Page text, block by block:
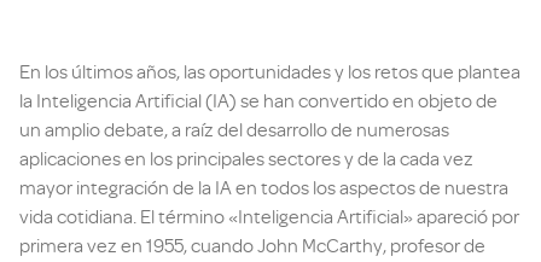
En los últimos años, las oportunidades y los retos que plantea
la Inteligencia Artificial (IA) se han convertido en objeto de
un amplio debate, a raíz del desarrollo de numerosas
aplicaciones en los principales sectores y de la cada vez
mayor integración de la IA en todos los aspectos de nuestra
vida cotidiana. El término «Inteligencia Artificial» apareció por
primera vez en 1955, cuando John McCarthy, profesor de